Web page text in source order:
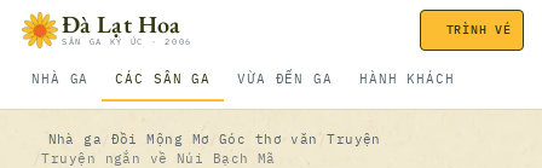
Bỏ qua nội dungĐà Lạt Hoa
SÂN GA KÝ ỨC · 2006
NHÀ GA CÁC SÂN GA VỪA ĐẾN GA HÀNH KHÁCH
TRÌNH VÉ
Nhà ga Đồi Mộng Mơ Góc thơ văn
Truyện
Truyện ngắn về Núi Bạch Mã